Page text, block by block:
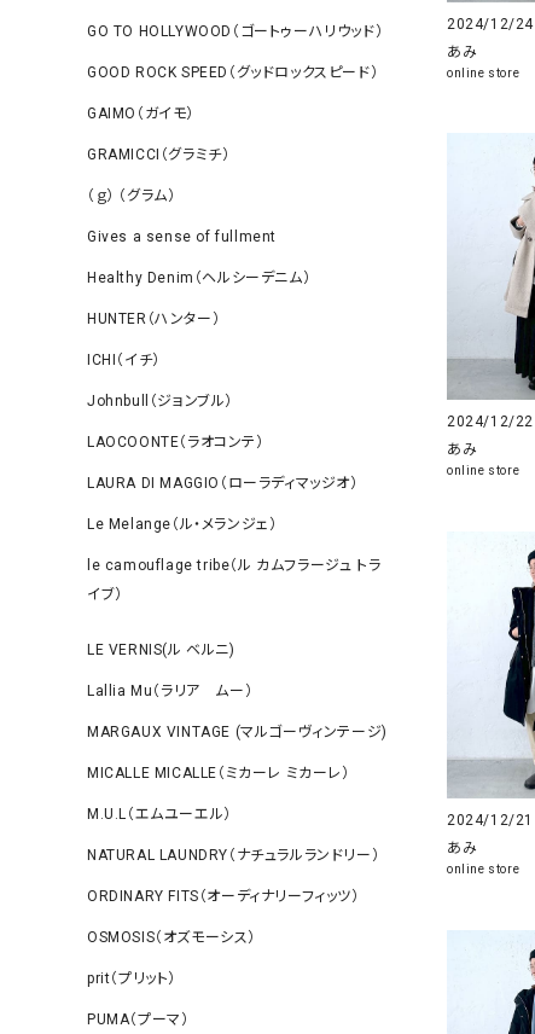
GO TO HOLLYWOOD（ゴートゥーハリウッド）
GOOD ROCK SPEED（グッドロックスピード）
GAIMO（ガイモ）
GRAMICCI（グラミチ）
（ｇ） （グラム）
Gives a sense of fullment
Healthy Denim（ヘルシーデニム）
HUNTER（ハンター）
ICHI（イチ）
Johnbull（ジョンブル）
LAOCOONTE（ラオコンテ）
LAURA DI MAGGIO（ローラディマッジオ）
Le Melange（ル・メランジェ）
le camouflage tribe（ル カムフラージュ トラ
イブ）
LE VERNIS(ル ベルニ)
Lallia Mu（ラリア ムー）
MARGAUX VINTAGE (マルゴーヴィンテージ)
MICALLE MICALLE（ミカーレ ミカーレ）
M.U.L（エムユーエル）
NATURAL LAUNDRY（ナチュラルランドリー）
ORDINARY FITS（オーディナリーフィッツ）
OSMOSIS（オズモーシス）
prit（プリット）
PUMA（プーマ）
2024/12/24
あみ
online store
2024/12/22
あみ
online store
2024/12/21
あみ
online store